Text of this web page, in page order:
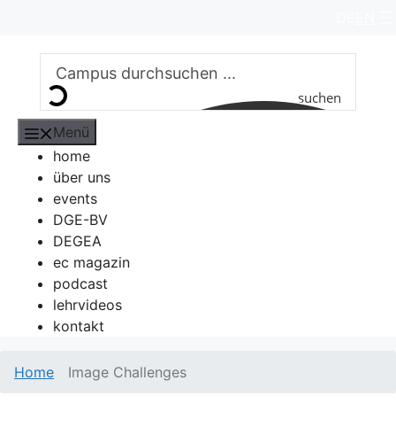
springen
suchen
Menü
home
über uns
events
DGE-BV
DEGEA
ec magazin
podcast
lehrvideos
kontakt
Home Image Challenges